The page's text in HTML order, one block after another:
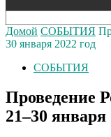
Домой СОБЫТИЯ
30 января 2022 год
СОБЫТИЯ
Проведение
21–30 января